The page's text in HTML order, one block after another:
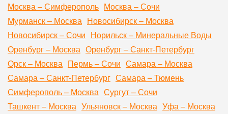
Москва – Симферополь Москва – Сочи
Мурманск – Москва Новосибирск – Москва
Новосибирск – Сочи Норильск – Минеральные Воды
Оренбург – Москва Оренбург – Санкт-Петербург
Орск – Москва Пермь – Сочи Самара – Москва
Самара – Санкт-Петербург Самара – Тюмень
Симферополь – Москва Сургут – Сочи
Ташкент – Москва Ульяновск – Москва Уфа – Москва